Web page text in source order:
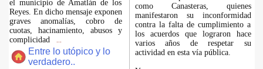
el municipio de Amatlán de los
Reyes. En dicho mensaje exponen
graves anomalías, cobro de
cuotas, hacinamiento, abusos y
complicidad
Entre lo utópico y lo
verdadero..
como Canasteras, quienes
manifestaron su inconformidad
contra la falta de cumplimiento a
los acuerdos que lograron hace
varios años de respetar su
actividad en esta vía pública.